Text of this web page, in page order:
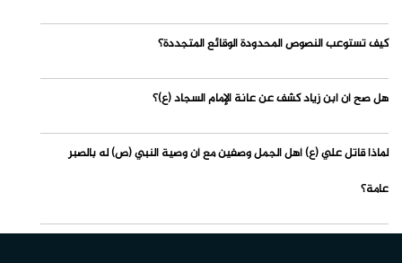
كيف تستوعب النصوص المحدودة الوقائع المتجددة؟
هل صح أن ابن زياد كشف عن عانة الإمام السجاد (ع)؟
لماذا قاتل علي (ع) أهل الجمل وصفين مع أن وصية النبي (ص) له بالصبر
عامة؟